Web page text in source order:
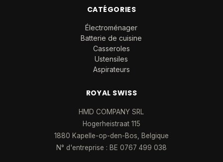
CATÉGORIES
Électroménager
Batterie de cuisine
Casseroles
Ustensiles
Aspirateurs
ROYAL SWISS
HMD COMPANY SRL
Hogerheistraat 115
1880 Kapelle-op-den-Bos, Belgique
N° d'entreprise : BE 0767 499 038